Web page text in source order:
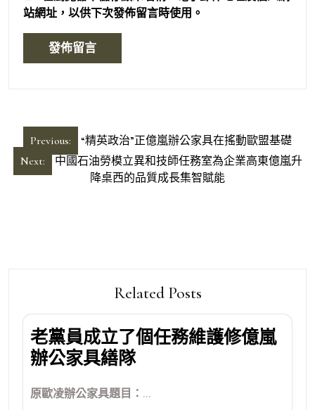
站網址，以供下次發佈留言時使用。
章
導
Previous:
“精英政治”正億嵐辦公家具在搖動歐盟基礎
Next:
中國石油勞模立異和技師任務室為企業高東億嵐升
降桌西的品質成長集智賦能
Related Posts
老黨員成立了個任務維護修億嵐
辦公家具繕隊
原歐凌辦公家具題目：...